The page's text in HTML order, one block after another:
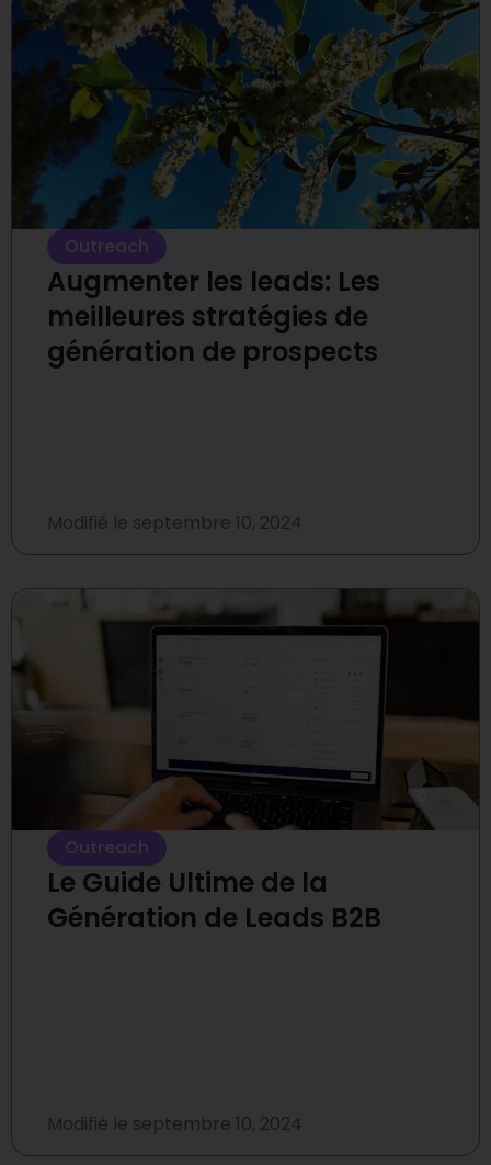
Outreach
Augmenter les leads: Les
meilleures stratégies de
génération de prospects
Modifié le septembre 10, 2024
Outreach
Le Guide Ultime de la
Génération de Leads B2B
Modifié le septembre 10, 2024